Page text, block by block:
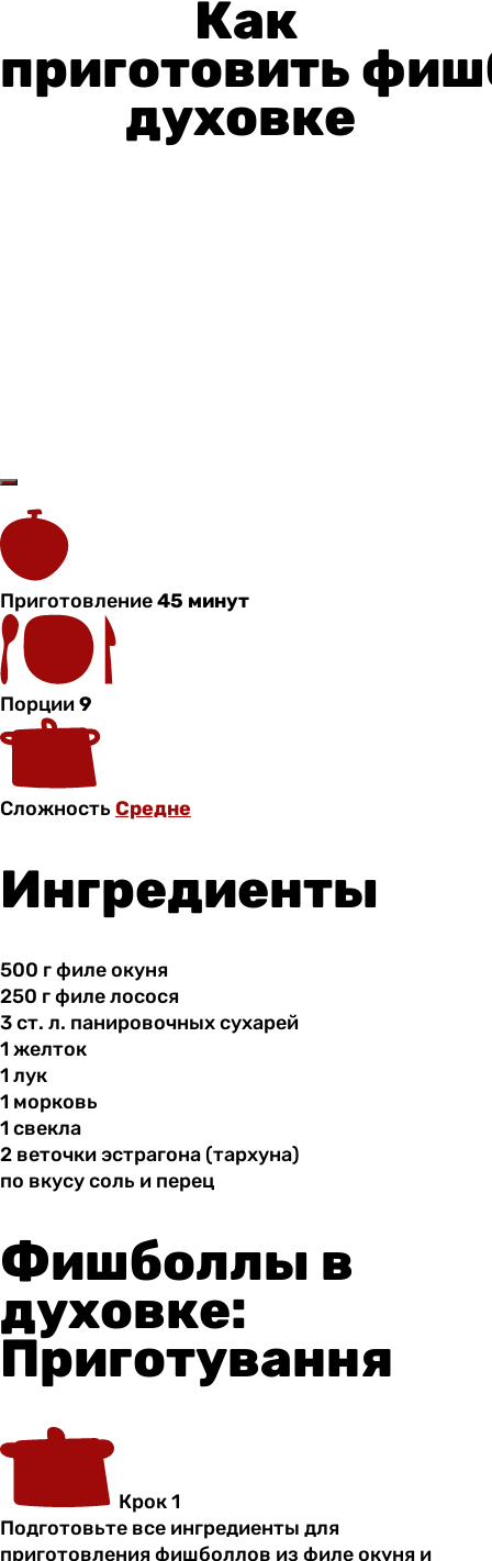
Как
приготовить
духовке
Приготовление45 минут
Порции9
Сложность Средне
Ингредиенты
500 гфилеокуня
250 гфилелосося
3 ст. л. панировочных сухарей
1 желток
1 лук
1 морковь
1 свекла
2 веточки эстрагона(тархуна)
по вкусусоль и перец
Фишболлы в
духовке:
Приготування
Крок 1
Подготовьте все ингредиенты для
приготовления фишболлов из филе окуня и